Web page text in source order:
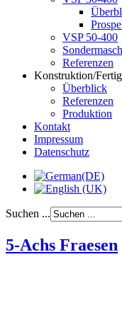
VSP 50-400
Referenzen
Konstruktion/
Überblick
Referenzen
Produktion
Kontakt
Impressum
Datenschutz
Suchen ...
5-Achs Fraesen